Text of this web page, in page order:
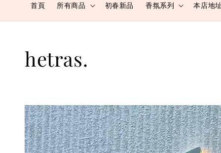
首頁 所有商品 初春新品 香氛系列 本店地
hetras.